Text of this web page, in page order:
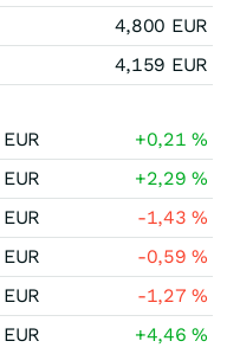
4,800 EUR
4,159 EUR
EUR +0,21%
EUR +2,29%
EUR -1,43%
EUR -0,59%
EUR -1,27%
EUR +4,46%